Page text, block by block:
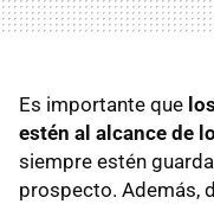
Es importante que
estén al alcance de
siempre estén
prospecto. Además,